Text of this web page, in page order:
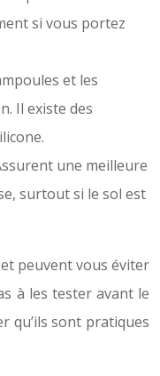
si vous portez
et les
Il existe des
une meilleure
surtout si le sol est
peuvent vous éviter
à les tester avant le
qu’ils sont pratiques